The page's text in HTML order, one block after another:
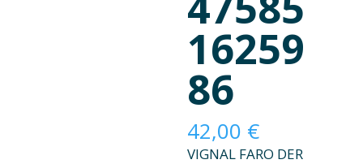
16259
86
42,00 €
VIGNAL FARO DER